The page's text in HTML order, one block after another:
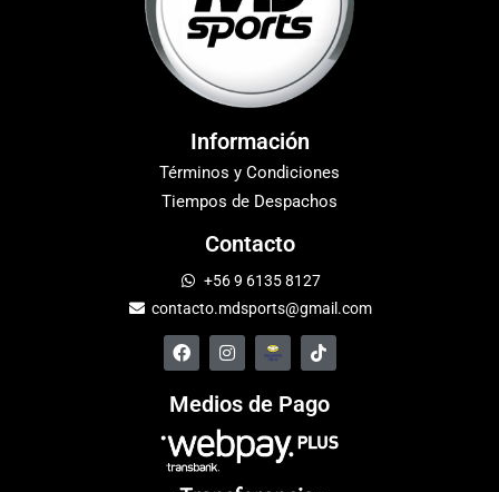
Información
Términos y Condiciones
Tiempos de Despachos
Contacto
+56 9 6135 8127
contacto.mdsports@gmail.com
Medios de Pago